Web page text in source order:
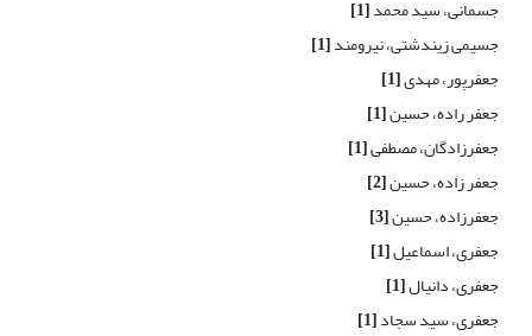
جسمانی، سید محمد[1]
جسیمی زیندشتی، نیرومند[1]
جعفرپور، مهدی[1]
جعفر راده، حسین[1]
جعفرزادگان، مصطفی[1]
جعفر زاده، حسین[2]
جعفرزاده، حسین[3]
جعفری، اسماعیل[1]
جعفری، دانیال[1]
جعفری، سید سجاد[1]